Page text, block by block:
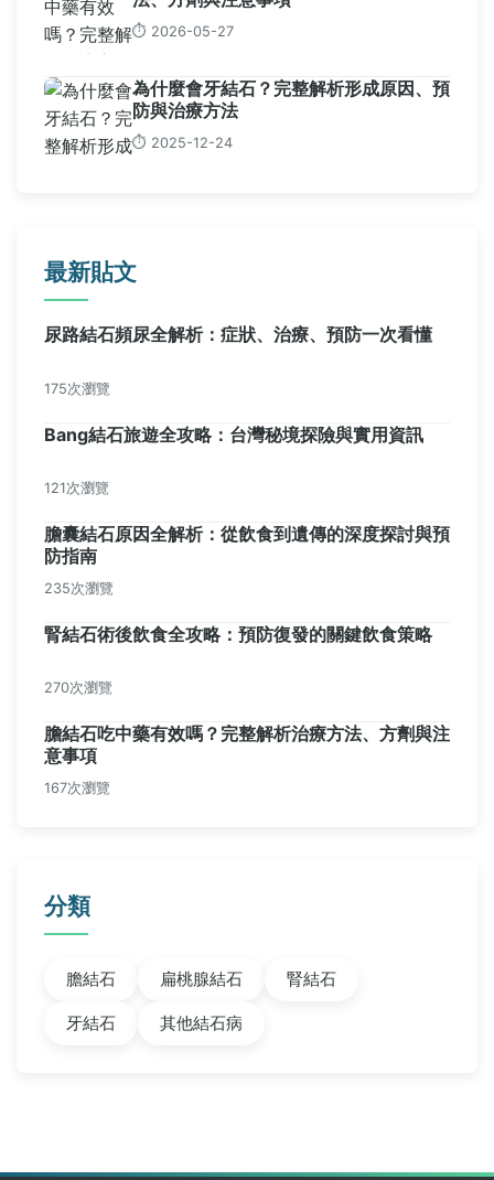
⏱️ 2026-05-27
為什麼會牙結石？完整解析形成原因、預
防與治療方法
⏱️ 2025-12-24
最新貼文
尿路結石頻尿全解析：症狀、治療、預防一次看懂
175次瀏覽
Bang結石旅遊全攻略：台灣秘境探險與實用資訊
121次瀏覽
膽囊結石原因全解析：從飲食到遺傳的深度探討與預
防指南
235次瀏覽
腎結石術後飲食全攻略：預防復發的關鍵飲食策略
270次瀏覽
膽結石吃中藥有效嗎？完整解析治療方法、方劑與注
意事項
167次瀏覽
分類
膽結石 扁桃腺結石 腎結石
牙結石 其他結石病